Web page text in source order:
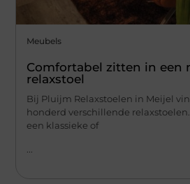
Meubels
Comfortabel zitten in een
relaxstoel
Bij Pluijm Relaxstoelen in Meijel
honderd verschillende
een klassieke of